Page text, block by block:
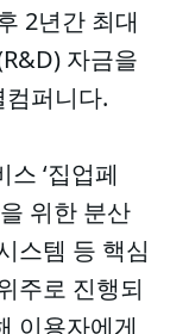
2년간 최대
자금을
퍼니다.
‘집업페
위한 분산
스템 등 핵심
주로 진행되
이용자에게